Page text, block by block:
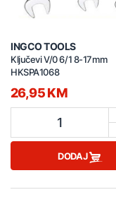
INGCO TOOLS
Ključevi V/0 6/1 8-17mm
HKSPA1068
26,95 KM
1
DODAJ